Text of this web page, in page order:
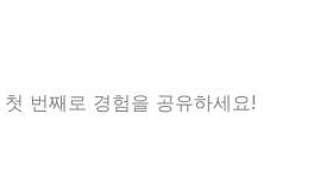
번째로 경험을 공유하세요!